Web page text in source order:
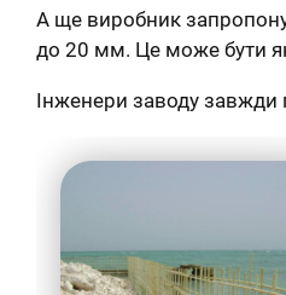
А ще виробник
до 20 мм. Це може бути
Інженери заводу завжди